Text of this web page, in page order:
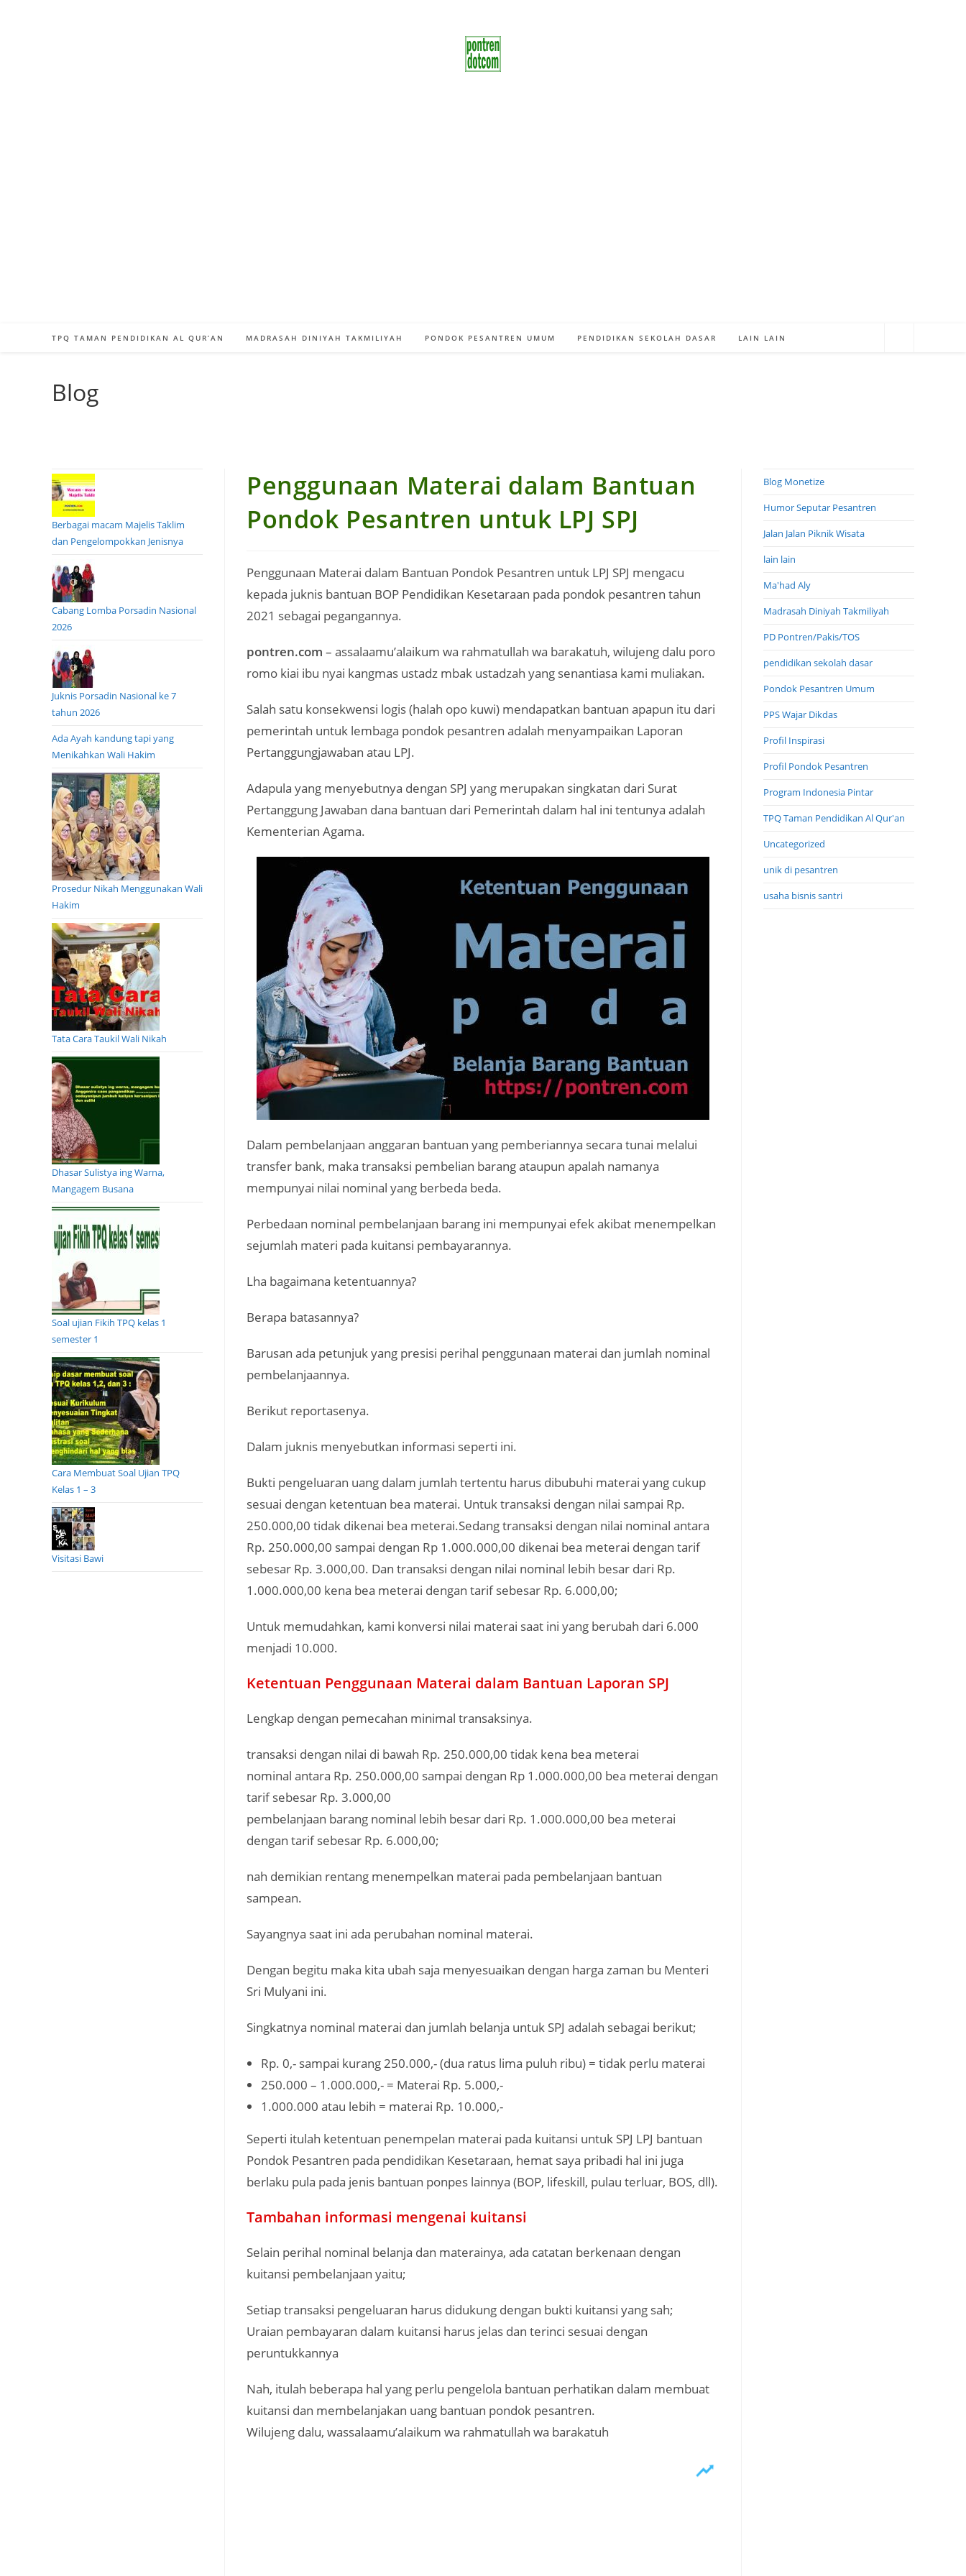
TPQ TAMAN PENDIDIKAN AL QUR’AN MADRASAH DINIYAH TAKMILIYAH PONDOK PESANTREN UMUM PENDIDIKAN SEKOLAH DASAR LAIN LAIN
Blog
Penggunaan Materai dalam Bantuan
Pondok Pesantren untuk LPJ SPJ
Penggunaan Materai dalam Bantuan Pondok Pesantren untuk LPJ SPJ mengacu
kepada juknis bantuan BOP Pendidikan Kesetaraan pada pondok pesantren tahun
2021 sebagai pegangannya.
pontren.com – assalaamu’alaikum wa rahmatullah wa barakatuh, wilujeng dalu poro
romo kiai ibu nyai kangmas ustadz mbak ustadzah yang senantiasa kami muliakan.
Salah satu konsekwensi logis (halah opo kuwi) mendapatkan bantuan apapun itu dari
pemerintah untuk lembaga pondok pesantren adalah menyampaikan Laporan
Pertanggungjawaban atau LPJ.
Adapula yang menyebutnya dengan SPJ yang merupakan singkatan dari Surat
Pertanggung Jawaban dana bantuan dari Pemerintah dalam hal ini tentunya adalah
Kementerian Agama.
Dalam pembelanjaan anggaran bantuan yang pemberiannya secara tunai melalui
transfer bank, maka transaksi pembelian barang ataupun apalah namanya
mempunyai nilai nominal yang berbeda beda.
Perbedaan nominal pembelanjaan barang ini mempunyai efek akibat menempelkan
sejumlah materi pada kuitansi pembayarannya.
Lha bagaimana ketentuannya?
Berapa batasannya?
Barusan ada petunjuk yang presisi perihal penggunaan materai dan jumlah nominal
pembelanjaannya.
Berikut reportasenya.
Dalam juknis menyebutkan informasi seperti ini.
Bukti pengeluaran uang dalam jumlah tertentu harus dibubuhi materai yang cukup
sesuai dengan ketentuan bea materai. Untuk transaksi dengan nilai sampai Rp.
250.000,00 tidak dikenai bea meterai.Sedang transaksi dengan nilai nominal antara
Rp. 250.000,00 sampai dengan Rp 1.000.000,00 dikenai bea meterai dengan tarif
sebesar Rp. 3.000,00. Dan transaksi dengan nilai nominal lebih besar dari Rp.
1.000.000,00 kena bea meterai dengan tarif sebesar Rp. 6.000,00;
Untuk memudahkan, kami konversi nilai materai saat ini yang berubah dari 6.000
menjadi 10.000.
Ketentuan Penggunaan Materai dalam Bantuan Laporan SPJ
Lengkap dengan pemecahan minimal transaksinya.
transaksi dengan nilai di bawah Rp. 250.000,00 tidak kena bea meterai
nominal antara Rp. 250.000,00 sampai dengan Rp 1.000.000,00 bea meterai dengan
tarif sebesar Rp. 3.000,00
pembelanjaan barang nominal lebih besar dari Rp. 1.000.000,00 bea meterai
dengan tarif sebesar Rp. 6.000,00;
nah demikian rentang menempelkan materai pada pembelanjaan bantuan
sampean.
Sayangnya saat ini ada perubahan nominal materai.
Dengan begitu maka kita ubah saja menyesuaikan dengan harga zaman bu Menteri
Sri Mulyani ini.
Singkatnya nominal materai dan jumlah belanja untuk SPJ adalah sebagai berikut;
Rp. 0,- sampai kurang 250.000,- (dua ratus lima puluh ribu) = tidak perlu materai
250.000 – 1.000.000,- = Materai Rp. 5.000,-
1.000.000 atau lebih = materai Rp. 10.000,-
Seperti itulah ketentuan penempelan materai pada kuitansi untuk SPJ LPJ bantuan
Pondok Pesantren pada pendidikan Kesetaraan, hemat saya pribadi hal ini juga
berlaku pula pada jenis bantuan ponpes lainnya (BOP, lifeskill, pulau terluar, BOS, dll).
Tambahan informasi mengenai kuitansi
Selain perihal nominal belanja dan materainya, ada catatan berkenaan dengan
kuitansi pembelanjaan yaitu;
Setiap transaksi pengeluaran harus didukung dengan bukti kuitansi yang sah;
Uraian pembayaran dalam kuitansi harus jelas dan terinci sesuai dengan
peruntukkannya
Nah, itulah beberapa hal yang perlu pengelola bantuan perhatikan dalam membuat
kuitansi dan membelanjakan uang bantuan pondok pesantren.
Wilujeng dalu, wassalaamu’alaikum wa rahmatullah wa barakatuh
Berbagai macam Majelis Taklim
dan Pengelompokkan Jenisnya
Cabang Lomba Porsadin Nasional
2026
Juknis Porsadin Nasional ke 7
tahun 2026
Ada Ayah kandung tapi yang
Menikahkan Wali Hakim
Prosedur Nikah Menggunakan Wali
Hakim
Tata Cara Taukil Wali Nikah
Dhasar Sulistya ing Warna,
Mangagem Busana
Soal ujian Fikih TPQ kelas 1
semester 1
Cara Membuat Soal Ujian TPQ
Kelas 1 – 3
Visitasi Bawi
Blog Monetize
Humor Seputar Pesantren
Jalan Jalan Piknik Wisata
lain lain
Ma'had Aly
Madrasah Diniyah Takmiliyah
PD Pontren/Pakis/TOS
pendidikan sekolah dasar
Pondok Pesantren Umum
PPS Wajar Dikdas
Profil Inspirasi
Profil Pondok Pesantren
Program Indonesia Pintar
TPQ Taman Pendidikan Al Qur'an
Uncategorized
unik di pesantren
usaha bisnis santri